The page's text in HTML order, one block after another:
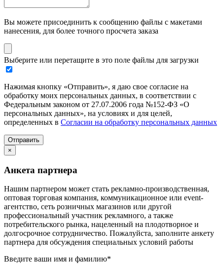
Вы можете присоединить к сообщению файлы с макетами
нанесения, для более точного просчета заказа
Выберите или перетащите в это поле файлы для загрузки
Нажимая кнопку «Отправить», я даю свое согласие на
обработку моих персональных данных, в соответствии с
Федеральным законом от 27.07.2006 года №152-ФЗ «О
персональных данных», на условиях и для целей,
определенных в Согласии на обработку персональных данных
Отправить
×
Анкета партнера
Нашим партнером может стать рекламно-производственная,
оптовая торговая компания, коммуникационное или event-
агентство, сеть розничных магазинов или другой
профессиональный участник рекламного, а также
потребительского рынка, нацеленный на плодотворное и
долгосрочное сотрудничество. Пожалуйста, заполните анкету
партнера для обсуждения специальных условий работы
Введите ваши имя и фамилию*